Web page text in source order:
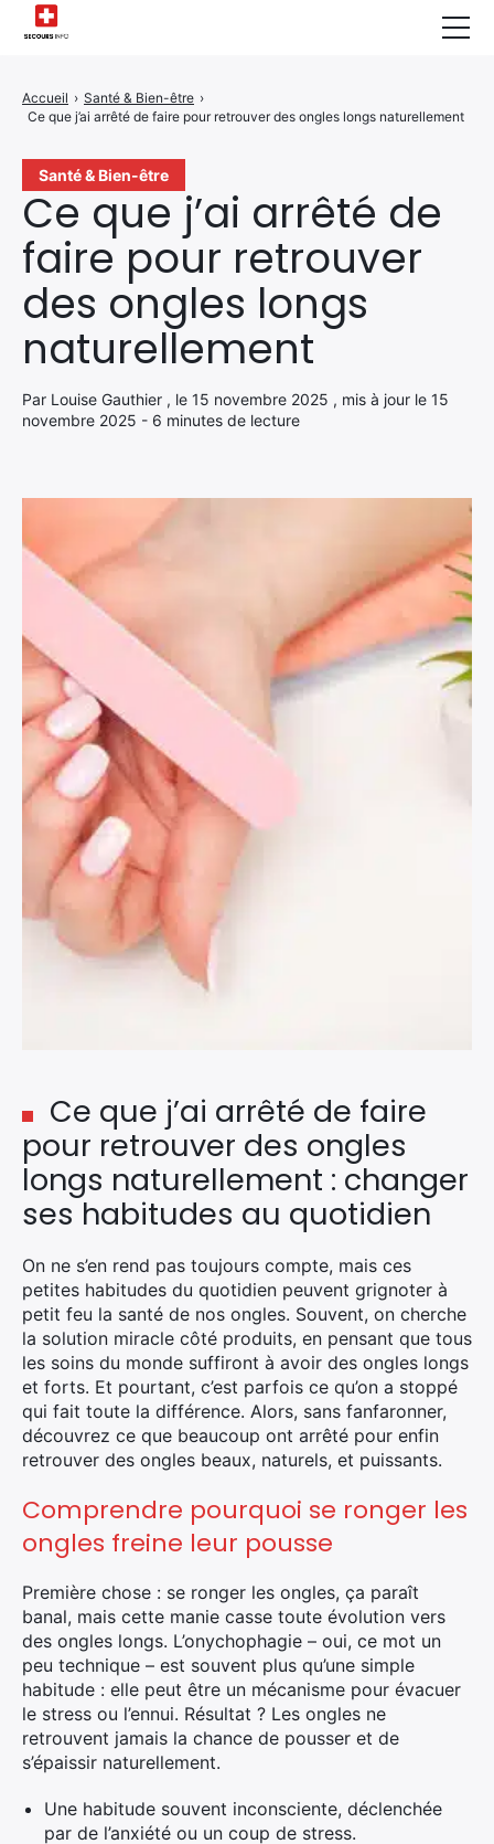
Santé & Bien-être
Ce que j’ai arrêté de
faire pour retrouver
des ongles longs
naturellement
Par Louise Gauthier , le 15 novembre 2025 , mis à jour le 15
novembre 2025 - 6 minutes de lecture
Accueil › Santé & Bien-être ›
Ce que j’ai arrêté de faire pour retrouver des ongles longs naturellement
Ce que j’ai arrêté de faire
pour retrouver des ongles
longs naturellement : changer
ses habitudes au quotidien
On ne s’en rend pas toujours compte, mais ces
petites habitudes du quotidien peuvent grignoter à
petit feu la santé de nos ongles. Souvent, on cherche
la solution miracle côté produits, en pensant que tous
les soins du monde suffiront à avoir des ongles longs
et forts. Et pourtant, c’est parfois ce qu’on a stoppé
qui fait toute la différence. Alors, sans fanfaronner,
découvrez ce que beaucoup ont arrêté pour enfin
retrouver des ongles beaux, naturels, et puissants.
Comprendre pourquoi se ronger les
ongles freine leur pousse
Première chose : se ronger les ongles, ça paraît
banal, mais cette manie casse toute évolution vers
des ongles longs. L’onychophagie – oui, ce mot un
peu technique – est souvent plus qu’une simple
habitude : elle peut être un mécanisme pour évacuer
le stress ou l’ennui. Résultat ? Les ongles ne
retrouvent jamais la chance de pousser et de
s’épaissir naturellement.
Une habitude souvent inconsciente, déclenchée
par de l’anxiété ou un coup de stress.
Infos & Conseils
Actualités des Secours
Santé & Bien-être
A propos de Nous
Contactez-nous
Politique de Confidentialité